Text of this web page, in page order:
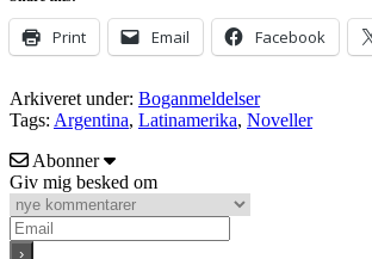
Print Email Facebook
Arkiveret under: Boganmeldelser
Tags: Argentina, Latinamerika, Noveller
Abonner
Giv mig besked om